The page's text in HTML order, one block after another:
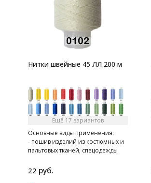
Нитки швейные 45 ЛЛ 200 м
Ещё 17 вариантов
Основные виды применения:
- пошив изделий из костюмных и
пальтовых тканей, спецодежды
скреплении книг в типографии
22 руб.